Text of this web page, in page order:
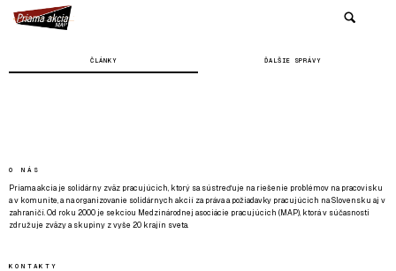
ČLÁNKY ĎALŠIE SPRÁVY
O NÁS
Priama akcia je solidárny zväz pracujúcich, ktorý sa sústreďuje na riešenie problémov na pracovisku
a v komunite, a na organizovanie solidárnych akcií za práva a požiadavky pracujúcich na Slovensku aj v
zahraničí. Od roku 2000 je sekciou Medzinárodnej asociácie pracujúcich (MAP), ktorá v súčasnosti
združuje zväzy a skupiny z vyše 20 krajín sveta.
KONTAKTY